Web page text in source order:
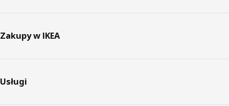
Zakupy w IKEA
Usługi